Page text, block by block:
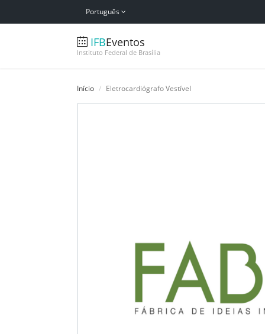
Português
IFBEventos
Instituto Federal de Brasília
Início Eletrocardiógrafo Vestível